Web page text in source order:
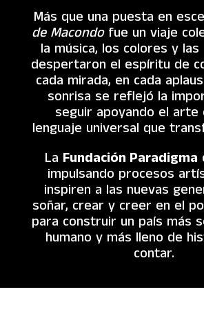
Más que una puesta en
de Macondofue un viaje
la música, los colores y las
despertaron el espíritu de
cada mirada, en cada
sonrisa se reflejó la
seguir apoyando el arte
lenguaje universal que
La Fundación Paradigma
impulsando procesos
inspiren a las nuevas
soñar, crear y creer en el
para construir un país más
humano y más lleno de
contar.